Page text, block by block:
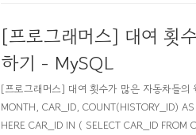
[프로그래머스] 대여 횟
하기 - MySQL
[프로그래머스] 대여 횟수가 많은 자동차들의
MONTH, CAR_ID, COUNT(HISTORY_ID)
HERE CAR_ID IN ( SELECT CAR_ID FROM